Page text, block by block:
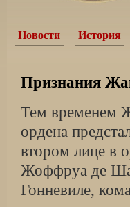
Новости История
Признания
Тем временем
ордена
втором лице в
Жоффруа де
Гонневиле,